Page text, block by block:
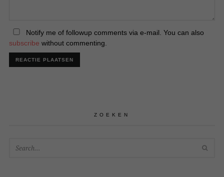
Notify me of followup comments via e-mail. You can also
subscribe without commenting.
ZOEKEN